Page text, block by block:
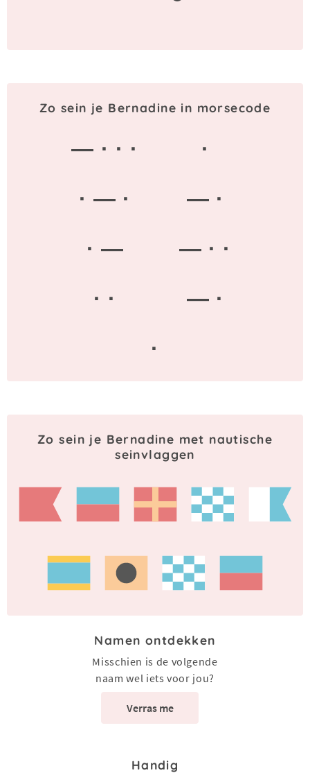
Zo sein je Bernadine in morsecode
— · · ·
·
· — ·
— ·
· —
— · ·
· ·
— ·
·
Zo sein je Bernadine met nautische
seinvlaggen
Namen ontdekken
Misschien is de volgende
naam wel iets voor jou?
Verras me
Handig